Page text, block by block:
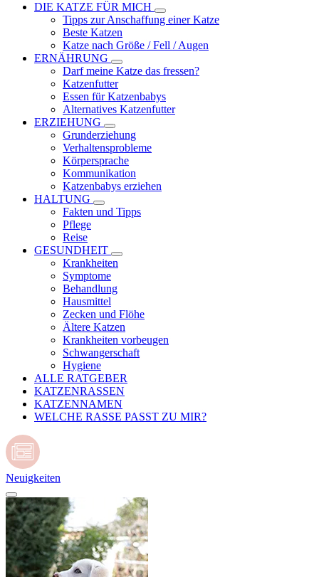
DIE KATZE FÜR MICH
Tipps zur Anschaffung einer Katze
Beste Katzen
Katze nach Größe / Fell / Augen
ERNÄHRUNG
Darf meine Katze das fressen?
Katzenfutter
Essen für Katzenbabys
Alternatives Katzenfutter
ERZIEHUNG
Grunderziehung
Verhaltensprobleme
Körpersprache
Kommunikation
Katzenbabys erziehen
HALTUNG
Fakten und Tipps
Pflege
Reise
GESUNDHEIT
Krankheiten
Symptome
Behandlung
Hausmittel
Zecken und Flöhe
Ältere Katzen
Krankheiten vorbeugen
Schwangerschaft
Hygiene
ALLE RATGEBER
KATZENRASSEN
KATZENNAMEN
WELCHE RASSE PASST ZU MIR?
Neuigkeiten